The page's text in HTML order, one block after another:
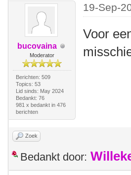
bucovaina
Moderator
Berichten: 509
Topics: 53
Lid sinds: May 2024
Bedankt: 76
981 x bedankt in 476
berichten
19-Sep-
Voor
Zoek
Bedankt door: